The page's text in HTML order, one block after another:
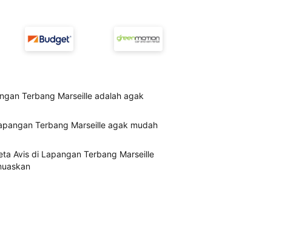
Terbang Marseille adalah agak
Terbang Marseille agak mudah
Avis di Lapangan Terbang Marseille